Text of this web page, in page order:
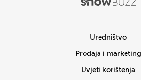
Uredništvo
Prodaja i marketing
Uvjeti korištenja